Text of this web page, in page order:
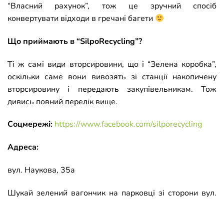
“Власний рахунок”, тож це зручний спосіб
конвертувати відходи в гречані багети
Що приймають в “SilpoRecycling”?
Ті ж самі види вторсировини, що і “Зелена коробка”,
оскільки саме вони вивозять зі станції накопичену
вторсировину і передають закупівельникам. Тож
дивись повний перелік вище.
Соцмережі: https://www.facebook.com/silporecycling
Адреса:
вул. Наукова, 35а
Шукай зелений вагончик на парковці зі сторони вул.